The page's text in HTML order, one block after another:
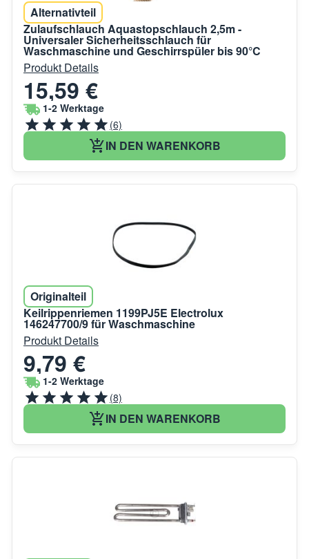
Alternativteil
Zulaufschlauch Aquastopschlauch 2,5m -
Universaler Sicherheitsschlauch für
Waschmaschine und Geschirrspüler bis 90°C
Produkt Details
15,59 €
1-2 Werktage
(6)
IN DEN WARENKORB
Originalteil
Keilrippenriemen 1199PJ5E Electrolux
146247700/9 für Waschmaschine
Produkt Details
9,79 €
1-2 Werktage
(8)
IN DEN WARENKORB